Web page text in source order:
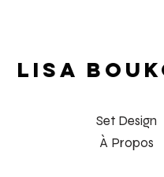
LISA
Set Design
À Propos